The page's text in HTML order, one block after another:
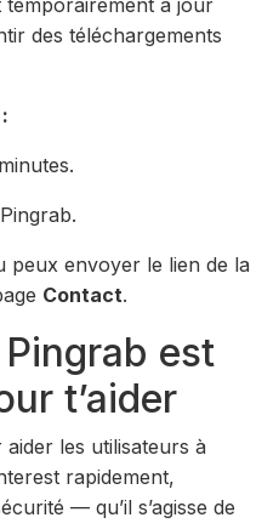
temporairement à jour
des téléchargements
peux envoyer le lien de la
Contact.
est
t’aider
les utilisateurs à
rapidement,
— qu’il s’agisse de